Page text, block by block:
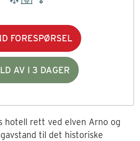
FORESPØRSEL
AV I 3 DAGER
hotell rett ved elven Arno og
til det historiske